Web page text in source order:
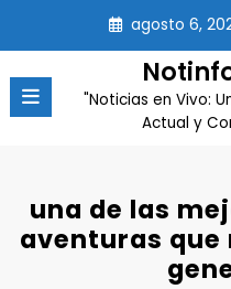
contenido
agosto 6,
"Noticias en Vivo:
Actual y
una de las
aventuras que